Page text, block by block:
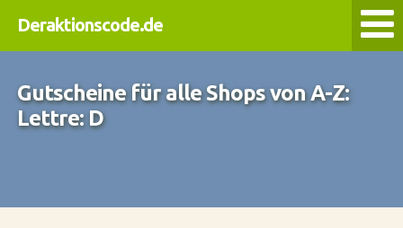
Deraktionscode.de
Gutscheine für alle Shops von A-Z:
Lettre: D